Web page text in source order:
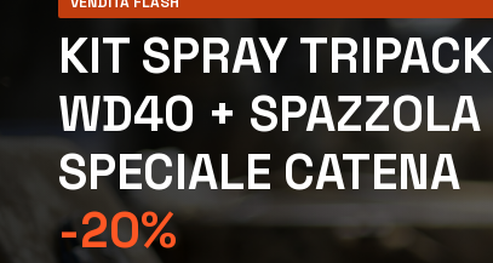
KIT SPRAY TRIPACK
WD40 + SPAZZOLA
SPECIALE CATENA
-20%